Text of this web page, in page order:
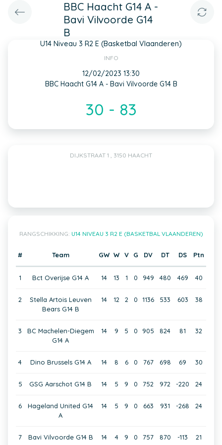
BBC Haacht G14 A -
Bavi Vilvoorde G14
B
U14 Niveau 3 R2 E (Basketbal Vlaanderen)
INFO
12/02/2023 13:30
BBC Haacht G14 A - Bavi Vilvoorde G14 B
30 - 83
DIJKSTRAAT 1 , 3150 HAACHT
RANGSCHIKKING: U14 NIVEAU 3 R2 E (BASKETBAL VLAANDEREN)
# Team GW W V G DV DT DS Ptn
1 Bct Overijse G14 A 14 13 1 0 949 480 469 40
2
Stella Artois Leuven
Bears G14 B
14 12 2 0 1136 533 603 38
3
BC Machelen-Diegem
G14 A
14 9 5 0 905 824 81 32
4 Dino Brussels G14 A 14 8 6 0 767 698 69 30
5 GSG Aarschot G14 B 14 5 9 0 752 972 -220 24
6
Hageland United G14
A
14 5 9 0 663 931 -268 24
7 Bavi Vilvoorde G14 B 14 4 9 0 757 870 -113 21